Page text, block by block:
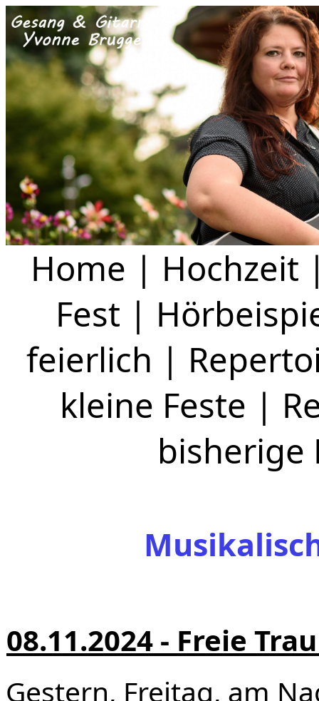
Home | Hochzeit
Fest |
feierlich |
kleine Feste |
bisherige
08.11.2024 - Freie
Gestern, Freitag, am